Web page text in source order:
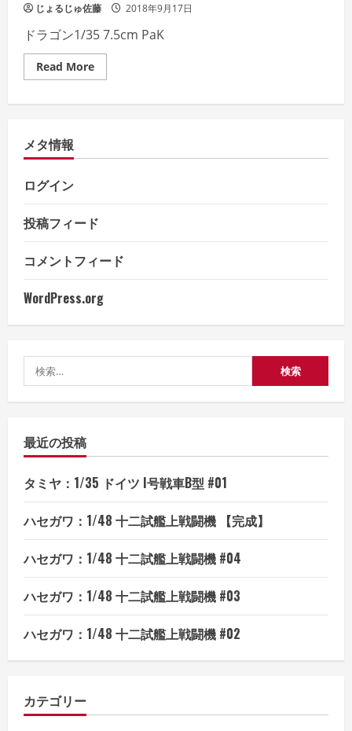
じょるじゅ佐藤 2018年9月17日
ドラゴン1/35 7.5cm PaK
Read MoreRead
more
成】
メタ情報
ログイン
投稿フィード
コメントフィード
WordPress.org
索:
最近の投稿
タミヤ：1/35 ドイツ I号戦車B型 #01
ハセガワ：1/48 十二試艦上戦闘機 【完成】
ハセガワ：1/48 十二試艦上戦闘機 #04
ハセガワ：1/48 十二試艦上戦闘機 #03
ハセガワ：1/48 十二試艦上戦闘機 #02
カテゴリー